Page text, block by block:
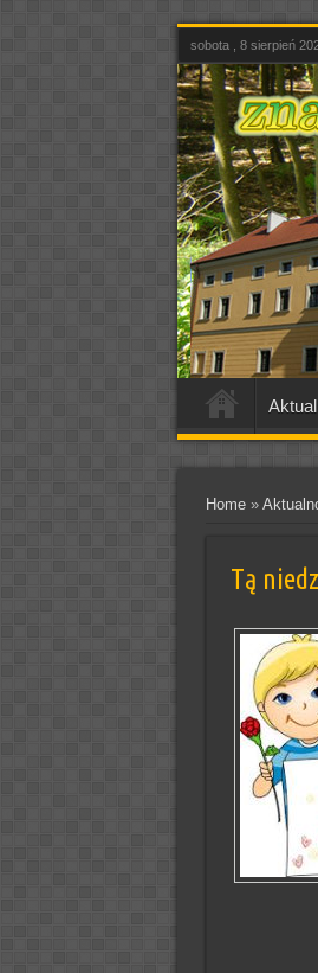
sobota , 8 sierpień
Home»
Tą